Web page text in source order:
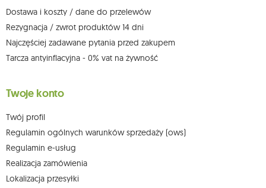
Więcej informacji: www.mouton.pl/ODO
Dostawa i koszty / dane do przelewów
Rezygnacja / zwrot produktów 14 dni
Najczęściej zadawane pytania przed zakupem
Tarcza antyinflacyjna - 0% vat na żywność
Twoje konto
Twój profil
Regulamin ogólnych warunków sprzedaży (ows)
Regulamin e-usług
Realizacja zamówienia
Lokalizacja przesyłki